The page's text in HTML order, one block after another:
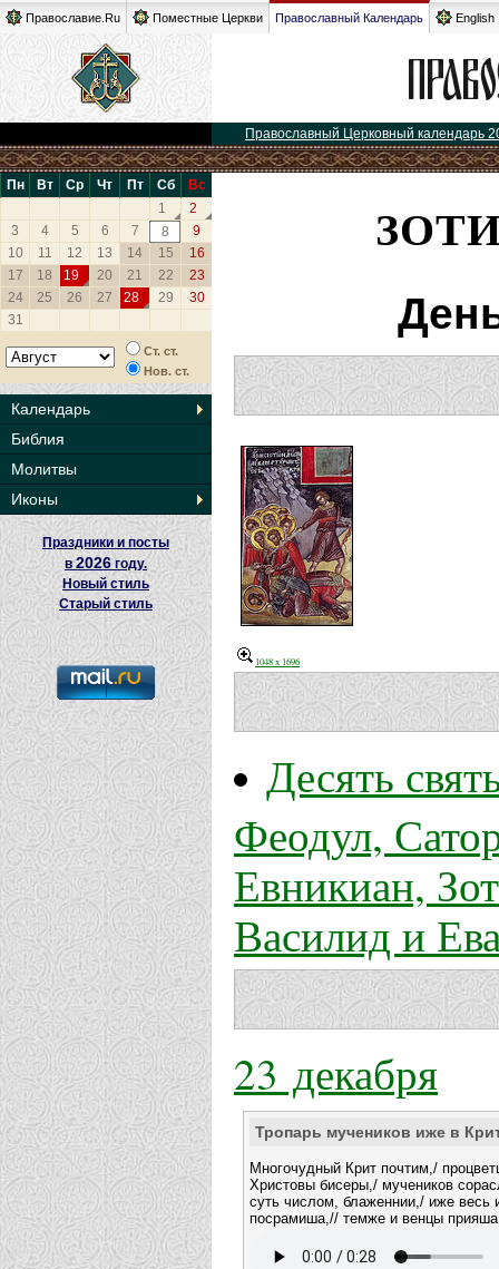
Православие.Ru Поместные Церкви Православный Календарь English
Православный Церковный календарь
Пн Вт Ср Чт Пт Сб
Вс
1
2
3
4 5 6 7 8
9
10
11 12 13 14 15
16
17
18 19 20 21 22
23
24
25 26 27 28 29
30
31
Ст. ст.
Нов. ст.
Календарь
Библия
Молитвы
Иконы
Праздники и посты
в2026 году.
Новый стиль
Старый стиль
1048 x 1696
Десять
Феодул,
Евникиан,
Василид и
23 декабря
Тропарь мучеников иже в
Многочудный Крит почтим,/
Христовы бисеры,/ мучеников
суть числом, блаженнии,/ иже весь
посрамиша,// темже и венцы